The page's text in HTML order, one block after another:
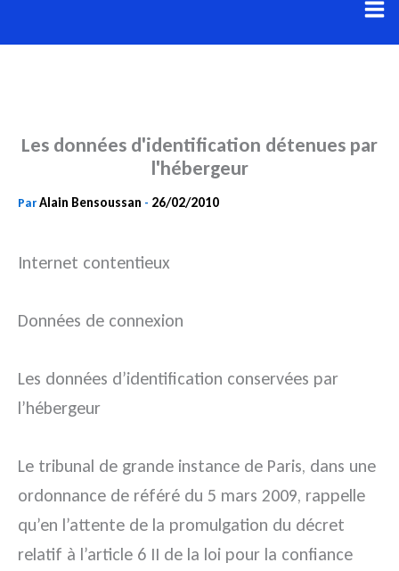
au
Les données d'identification détenues par
l'hébergeur
ParAlain Bensoussan - 26/02/2010
Internet contentieux
Données de connexion
Les données d’identification conservées par
l’hébergeur
Le tribunal de grande instance de Paris, dans une
ordonnance de référé du 5 mars 2009, rappelle
qu’en l’attente de la promulgation du décret
relatif à l’article 6 II de la loi pour la confiance